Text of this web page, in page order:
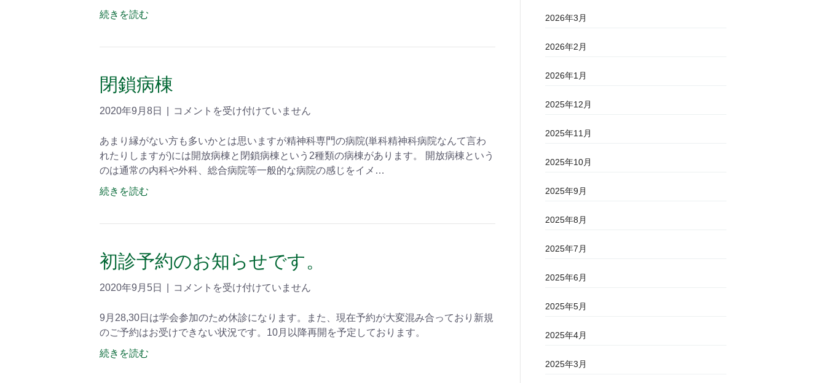
続きを読む
閉鎖病棟
2020年9月8日 コメントを受け付けていません
あまり縁がない方も多いかとは思いますが精神科専門の病院(単科精神科病院なんて言わ
れたりしますが)には開放病棟と閉鎖病棟という2種類の病棟があります。 開放病棟という
のは通常の内科や外科、総合病院等一般的な病院の感じをイメ…
続きを読む
初診予約のお知らせです。
2020年9月5日 コメントを受け付けていません
9月28,30日は学会参加のため休診になります。また、現在予約が大変混み合っており新規
のご予約はお受けできない状況です。10月以降再開を予定しております。
続きを読む
2026年3月
2026年2月
2026年1月
2025年12月
2025年11月
2025年10月
2025年9月
2025年8月
2025年7月
2025年6月
2025年5月
2025年4月
2025年3月